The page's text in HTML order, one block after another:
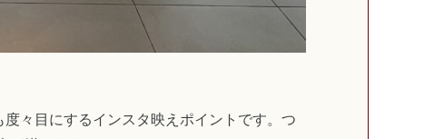
々目にするインスタ映えポイントです。つ